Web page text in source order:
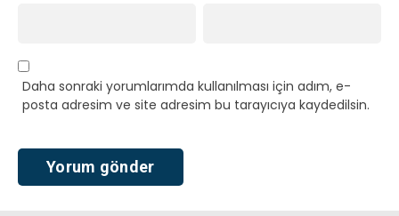
Daha sonraki yorumlarımda kullanılması için adım, e-
posta adresim ve site adresim bu tarayıcıya kaydedilsin.